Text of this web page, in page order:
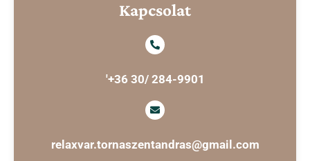
Kapcsolat
'+36 30/ 284-9901
relaxvar.tornaszentandras@gmail.com